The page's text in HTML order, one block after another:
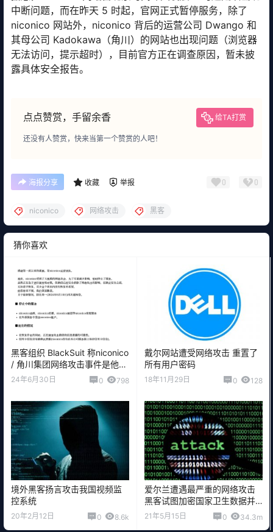
中断问题，而在昨天 5 时起，官网正式暂停服务，除了
niconico 网站外，niconico 背后的运营公司 Dwango 和
其母公司 Kadokawa（角川）的网站也出现问题（浏览器
无法访问，提示超时），目前官方正在调查原因，暂未披
露具体安全报告。
点点赞赏，手留余香 给TA打赏
还没有人赞赏，快来当第一个赞赏的人吧！
海报分享 收藏 举报 0 0
niconico 网络攻击 黑客
猜你喜欢
黑客组织 BlackSuit 称niconico
/ 角川集团网络攻击事件是他们
干的
24年6月30日 0 798
戴尔网站遭受网络攻击 重置了
所有用户密码
18年11月29日 0 128
境外黑客扬言攻击我国视频监
控系统
20年2月12日 0 8.6k
爱尔兰遭遇最严重的网络攻击
黑客试图加密国家卫生数据并
勒索金钱
21年5月15日 0 34.3m